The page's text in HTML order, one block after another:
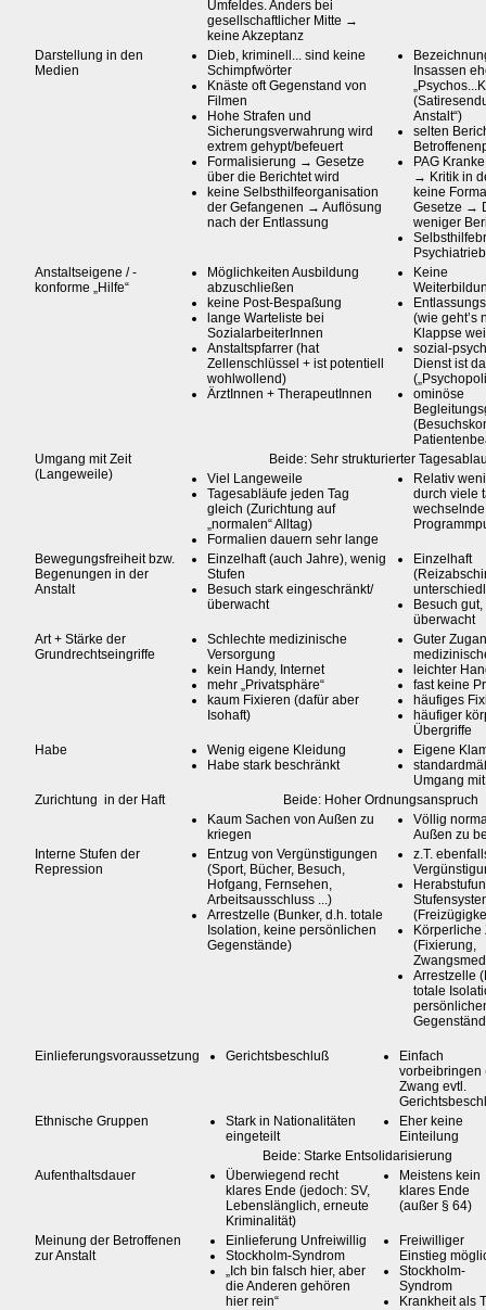
Umfeldes. Anders bei
gesellschaftlicher Mitte →
keine Akzeptanz
Darstellung in den
Medien
Dieb, kriminell... sind keine
Schimpfwörter
Knäste oft Gegenstand von
Filmen
Hohe Strafen und
Sicherungsverwahrung wird
extrem gehypt/befeuert
Formalisierung → Gesetze
über die Berichtet wird
keine Selbsthilfeorganisation
der Gefangenen → Auflösung
nach der Entlassung
Insassen
Anstalt“)
selten
PAG
→ Kritik in
keine
Gesetze →
weniger
Anstaltseigene / -
konforme „Hilfe“
Möglichkeiten Ausbildung
abzuschließen
keine Post-Bespaßung
lange Warteliste bei
SozialarbeiterInnen
Anstaltspfarrer (hat
Zellenschlüssel + ist potentiell
wohlwollend)
ÄrztInnen + TherapeutInnen
Keine
(wie geht’s
Klappse
sozial-
Dienst ist
ominöse
Umgang mit Zeit
(Langeweile)
Beide: Sehr strukturierter
Viel Langeweile
Tagesabläufe jeden Tag
gleich (Zurichtung auf
„normalen“ Alltag)
Formalien dauern sehr lange
Relativ
durch viele
wechselnde
Bewegungsfreiheit bzw.
Begenungen in der
Anstalt
Einzelhaft (auch Jahre), wenig
Stufen
Besuch stark eingeschränkt/
überwacht
Einzelhaft
Besuch
überwacht
Art + Stärke der
Grundrechtseingriffe
Schlechte medizinische
Versorgung
kein Handy, Internet
mehr „Privatsphäre“
kaum Fixieren (dafür aber
Isohaft)
Guter
leichter
fast keine
häufiges
häufiger
Übergriffe
Habe
Wenig eigene Kleidung
Habe stark beschränkt
Eigene
Umgang
Zurichtung in der Haft
Beide: Hoher Ordnungsanspruch
Kaum Sachen von Außen zu
kriegen
Völlig
Außen zu
Interne Stufen der
Repression
Entzug von Vergünstigungen
(Sport, Bücher, Besuch,
Hofgang, Fernsehen,
Arbeitsausschluss ...)
Arrestzelle (Bunker, d.h. totale
Isolation, keine persönlichen
Gegenstände)
z.T.
Körperliche
(Fixierung,
Arrestzelle
totale
Einlieferungsvoraussetzung Gerichtsbeschluß
Einfach
vorbeibringen
Zwang evtl.
Ethnische Gruppen
Stark in Nationalitäten
eingeteilt
Eher keine
Einteilung
Beide: Starke Entsolidarisierung
Aufenthaltsdauer
Überwiegend recht
klares Ende (jedoch: SV,
Lebenslänglich, erneute
Kriminalität)
Meistens kein
klares Ende
(außer § 64)
Meinung der Betroffenen
zur Anstalt
Einlieferung Unfreiwillig
Stockholm-Syndrom
„Ich bin falsch hier, aber
die Anderen gehören
hier rein“
Freiwilliger
Einstieg
Stockholm-
Syndrom
Krankheit als